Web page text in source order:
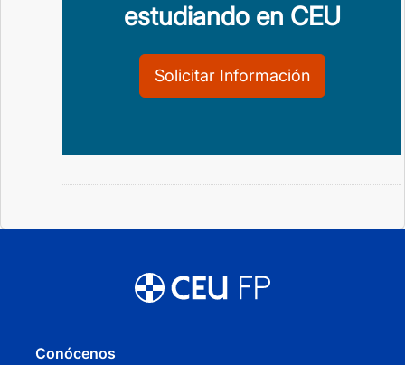
estudiando en CEU
Solicitar Información
Conócenos